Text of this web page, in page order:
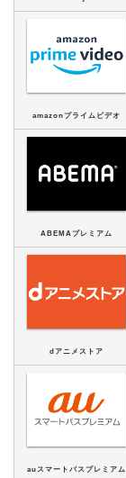
amazonプライムビデオ
ABEMAプレミアム
dアニメストア
auスマートパスプレミアム